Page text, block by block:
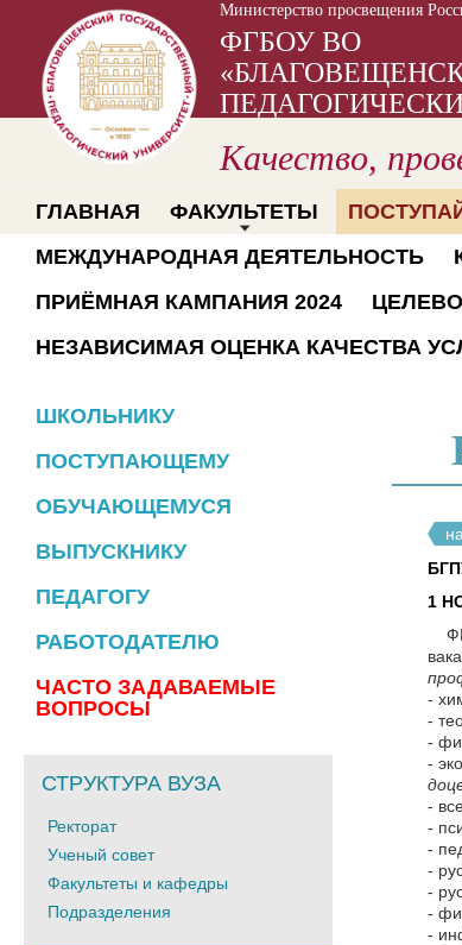
Министерство просвещения
ФГБОУ ВО
Качество,
ГЛАВНАЯ ФАКУЛЬТЕТЫ
МЕЖДУНАРОДНАЯ ДЕЯТЕЛЬНОСТЬ
ПРИЁМНАЯ КАМПАНИЯ 2024
НЕЗАВИСИМАЯ ОЦЕНКА КАЧЕСТВА
ШКОЛЬНИКУ
ПОСТУПАЮЩЕМУ
ОБУЧАЮЩЕМУСЯ
ВЫПУСКНИКУ
ПЕДАГОГУ
РАБОТОДАТЕЛЮ
ЧАСТО ЗАДАВАЕМЫЕ
ВОПРОСЫ
СТРУКТУРА ВУЗА
Ректорат
Ученый совет
Факультеты и кафедры
Подразделения
1
-
-
-
-
-
-
-
-
-
-
-